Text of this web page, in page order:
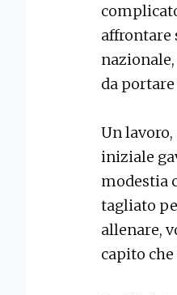
affrontare
da
Un
iniziale
modestia
tagliato
allenare,
capito